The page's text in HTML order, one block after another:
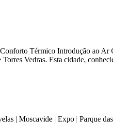
Térmico Introdução ao Ar
Vedras. Esta cidade,
| Moscavide | Expo | Parque